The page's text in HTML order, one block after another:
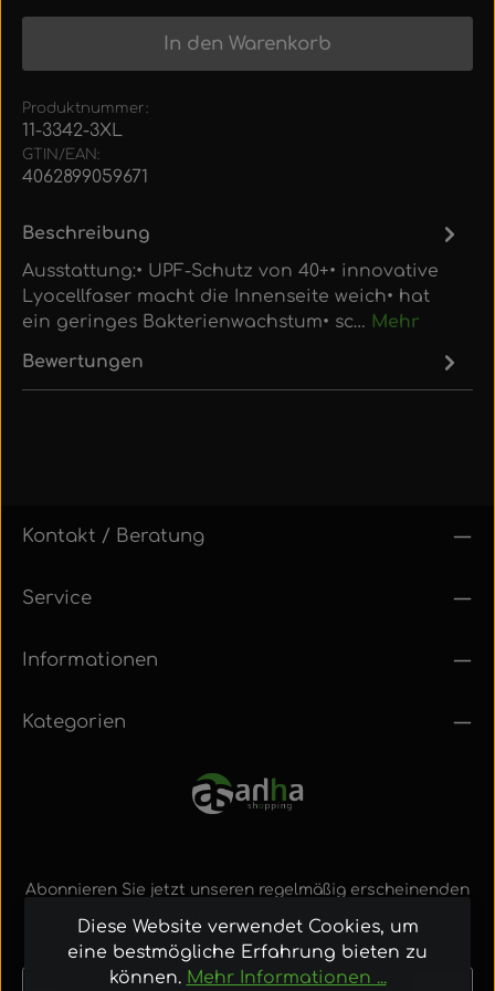
In den Warenkorb
Produktnummer:
11-3342-3XL
GTIN/EAN:
4062899059671
Beschreibung
Ausstattung:• UPF-Schutz von 40+• innovative
Lyocellfaser macht die Innenseite weich• hat
ein geringes Bakterienwachstum• sc… Mehr
Bewertungen
Kontakt / Beratung
Service
Informationen
Kategorien
Abonnieren Sie jetzt unseren regelmäßig erscheinenden
Angebote informiert zu werden.
E-Mail-Adresse*
Diese Website verwendet Cookies, um
eine bestmögliche Erfahrung bieten zu
können. Mehr Informationen ...